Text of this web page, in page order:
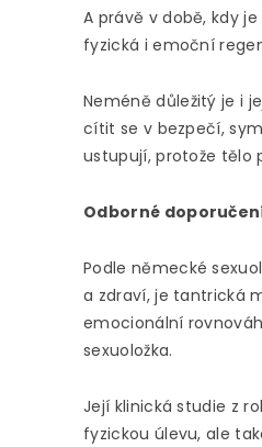
A právě v době, kdy
fyzická i emoční
Neméně důležitý je i
cítit se v bezpečí,
ustupují, protože tělo
Odborné
Podle německé
a zdraví, je tantrická
emocionální
sexuoložka.
Její klinická studie z
fyzickou úlevu, ale